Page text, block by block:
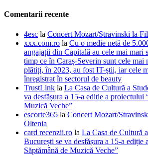
Comentarii recente
4esc la Concert Mozart/Stravinski la
xxx.com.ro la Cu o medie netă de
angajații din Capitală au cele mai mari
timp ce în Caraș-Severin sunt cele
plătiți, în 2023, au fost IT-știi, iar cele
înregistrat în sectorul de beauty
TrustLink la La Casa de Cultură a
va desfășura a 15-a ediție a proiectului
Muzică Veche”
escorte365 la Concert Mozart/
Oltenia
card recenzii.ro la La Casa de Cultură
București se va desfășura a 15-a ediție
Săptămână de Muzică Veche”